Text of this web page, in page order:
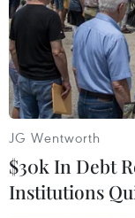
mới.
Với lộ trình
49/2011 của
môtô hai bánh
mới phải áp
(tương ứng
Cụ thể ngay từ
khí thải cho các
JG Wentworth
$30k In Debt
Institutions